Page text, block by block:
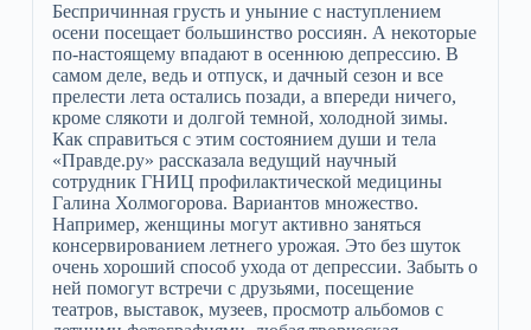
Беспричинная грусть и уныние с наступлением
осени посещает большинство россиян. А некоторые
по-настоящему впадают в осеннюю депрессию. В
самом деле, ведь и отпуск, и дачный сезон и все
прелести лета остались позади, а впереди ничего,
кроме слякоти и долгой темной, холодной зимы.
Как справиться с этим состоянием души и тела
«Правде.ру» рассказала ведущий научный
сотрудник ГНИЦ профилактической медицины
Галина Холмогорова. Вариантов множество.
Например, женщины могут активно заняться
консервированием летнего урожая. Это без шуток
очень хороший способ ухода от депрессии. Забыть о
ней помогут встречи с друзьями, посещение
театров, выставок, музеев, просмотр альбомов с